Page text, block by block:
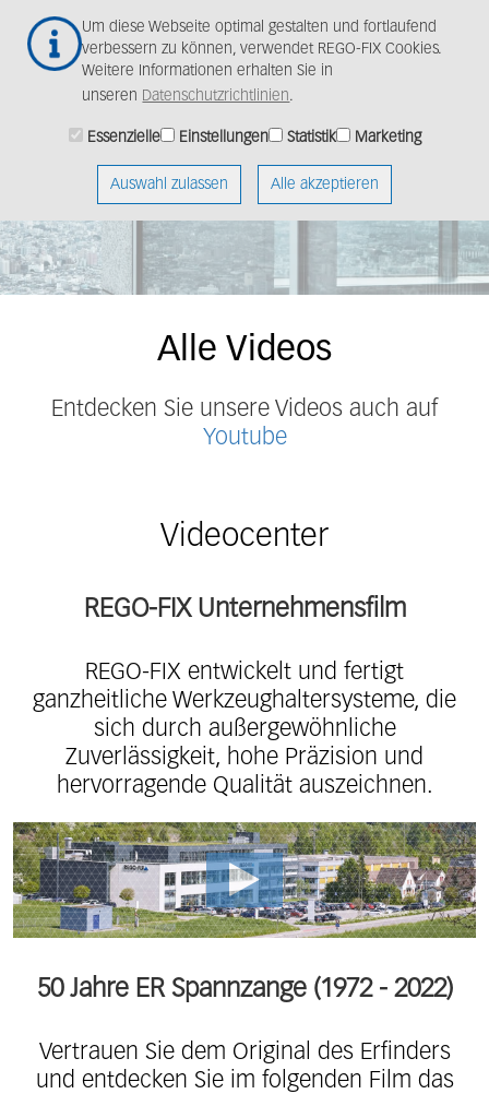
Um diese Webseite optimal gestalten und fortlaufend
verbessern zu können, verwendet REGO-FIX Cookies.
Weitere Informationen erhalten Sie in
unseren Datenschutzrichtlinien.
Essenzielle Einstellungen Statistik Marketing
Auswahl zulassen Alle akzeptieren
Hauptinhalt
springen
Alle Videos
Entdecken Sie unsere Videos auch auf
Youtube
Videocenter
REGO-FIX Unternehmensfilm
REGO-FIX entwickelt und fertigt
ganzheitliche Werkzeughaltersysteme, die
sich durch außergewöhnliche
Zuverlässigkeit, hohe Präzision und
hervorragende Qualität auszeichnen.
50 Jahre ER Spannzange (1972 - 2022)
Vertrauen Sie dem Original des Erfinders
und entdecken Sie im folgenden Film das